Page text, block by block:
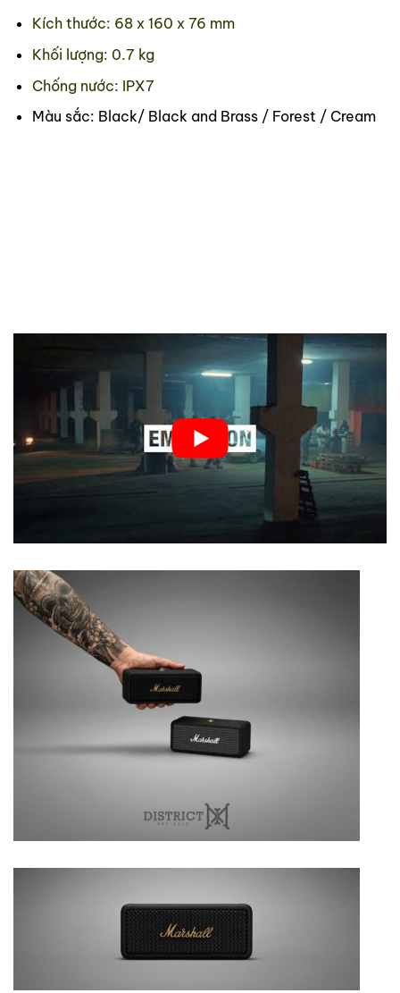
Kích thước: 68 x 160 x 76 mm
Khối lượng: 0.7 kg
Chống nước: IPX7
Màu sắc: Black/ Black and Brass / Forest / Cream